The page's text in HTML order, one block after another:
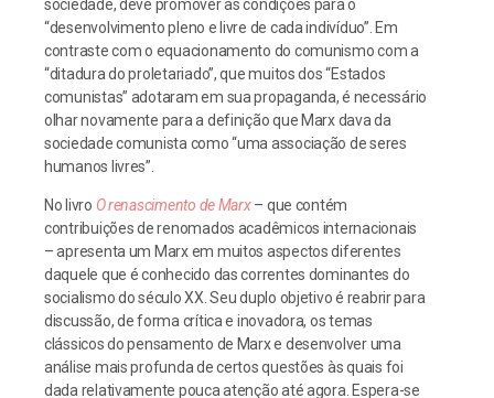
sociedade, deve promover as condições para o
“desenvolvimento pleno e livre de cada indivíduo”. Em
contraste com o equacionamento do comunismo com a
“ditadura do proletariado”, que muitos dos “Estados
comunistas” adotaram em sua propaganda, é necessário
olhar novamente para a definição que Marx dava da
sociedade comunista como “uma associação de seres
humanos livres”.
No livro O renascimento de Marx– que contém
contribuições de renomados acadêmicos internacionais
– apresenta um Marx em muitos aspectos diferentes
daquele que é conhecido das correntes dominantes do
socialismo do século XX. Seu duplo objetivo é reabrir para
discussão, de forma crítica e inovadora, os temas
clássicos do pensamento de Marx e desenvolver uma
análise mais profunda de certos questões às quais foi
dada relativamente pouca atenção até agora. Espera-se